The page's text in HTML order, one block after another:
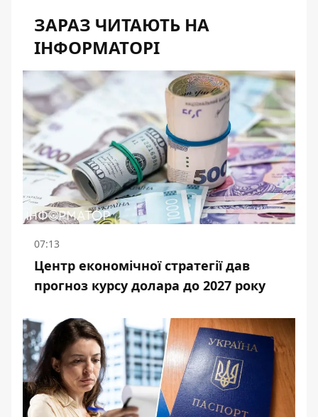
ЗАРАЗ ЧИТАЮТЬ НА
ІНФОРМАТОРІ
07:13
Центр економічної стратегії дав
прогноз курсу долара до 2027 року